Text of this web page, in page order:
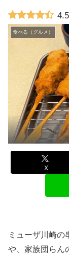
4.5
食べる（グルメ）
X
ミューザ川崎の
や、家族団らん